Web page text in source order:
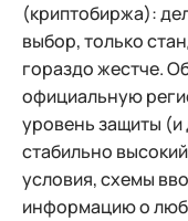
(криптобиржа):
выбор, только
гораздо жестче.
официальную
уровень защиты (и
стабильно
условия, схемы
информацию о